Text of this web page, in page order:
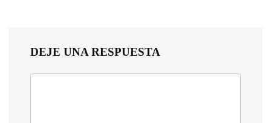
DEJE UNA RESPUESTA